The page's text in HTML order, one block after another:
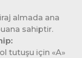
almada ana
sahiptir.
tutuşu için «A»